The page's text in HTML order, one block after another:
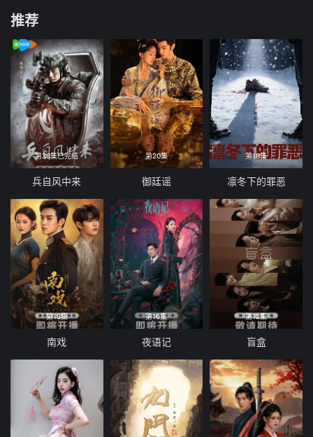
推荐
第36集已完结
兵自风中来
第20集
御廷谣
第18集
凛冬下的罪恶
第13集
南戏
第16集
夜语记
第12集
盲盒